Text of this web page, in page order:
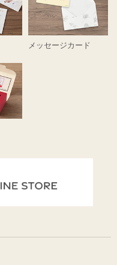
メッセージカード